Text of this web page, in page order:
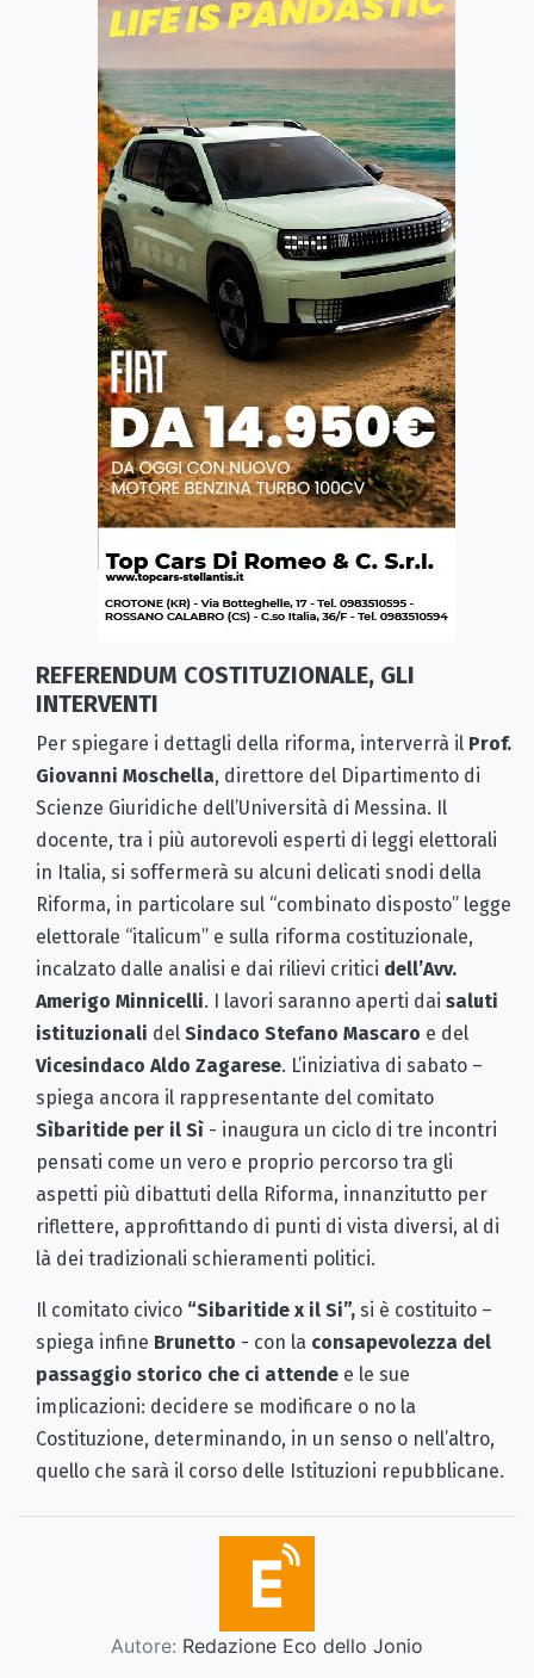
REFERENDUM COSTITUZIONALE, GLI
INTERVENTI
Per spiegare i dettagli della riforma, interverrà il Prof.
Giovanni Moschella, direttore del Dipartimento di
Scienze Giuridiche dell’Università di Messina. Il
docente, tra i più autorevoli esperti di leggi elettorali
in Italia, si soffermerà su alcuni delicati snodi della
Riforma, in particolare sul “combinato disposto” legge
elettorale “italicum” e sulla riforma costituzionale,
incalzato dalle analisi e dai rilievi critici dell’Avv.
Amerigo Minnicelli. I lavori saranno aperti dai saluti
istituzionali del Sindaco Stefano Mascaro e del
Vicesindaco Aldo Zagarese. L’iniziativa di sabato –
spiega ancora il rappresentante del comitato
Sìbaritide per il Sì - inaugura un ciclo di tre incontri
pensati come un vero e proprio percorso tra gli
aspetti più dibattuti della Riforma, innanzitutto per
riflettere, approfittando di punti di vista diversi, al di
là dei tradizionali schieramenti politici.
Il comitato civico “Sibaritide x il Si”, si è costituito –
spiega infine Brunetto - con la consapevolezza del
passaggio storico che ci attende e le sue
implicazioni: decidere se modificare o no la
Costituzione, determinando, in un senso o nell’altro,
quello che sarà il corso delle Istituzioni repubblicane.
Autore: Redazione Eco dello Jonio